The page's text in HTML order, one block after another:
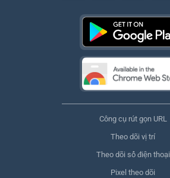
Công cụ rút gọn URL
Theo dõi vị trí
Theo dõi số điện thoại
Pixel theo dõi